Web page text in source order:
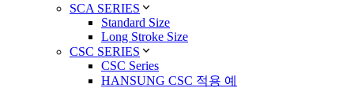
SCA SERIES
Standard Size
Long Stroke Size
CSC SERIES
CSC Series
HANSUNG CSC 적용 예